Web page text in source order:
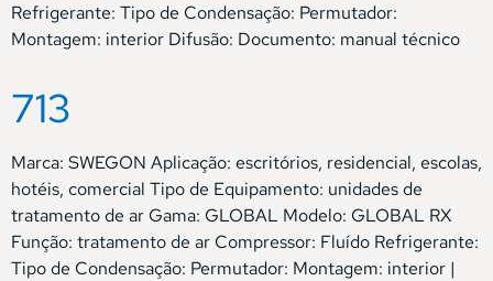
Refrigerante: Tipo de Condensação: Permutador:
Montagem: interior Difusão: Documento: manual técnico
713
Marca: SWEGON Aplicação: escritórios, residencial, escolas,
hotéis, comercial Tipo de Equipamento: unidades de
tratamento de ar Gama: GLOBAL Modelo: GLOBAL RX
Função: tratamento de ar Compressor: Fluído Refrigerante:
Tipo de Condensação: Permutador: Montagem: interior |